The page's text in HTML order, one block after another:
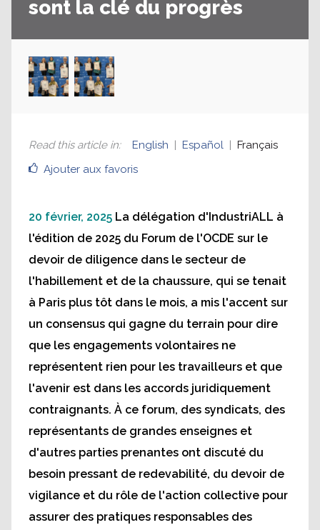
sont la clé du progrès
Ajouter aux favoris
Read this article in: English Español Français
20 février, 2025 La délégation d'IndustriALL à
l'édition de 2025 du Forum de l'OCDE sur le
devoir de diligence dans le secteur de
l'habillement et de la chaussure, qui se tenait
à Paris plus tôt dans le mois, a mis l'accent sur
un consensus qui gagne du terrain pour dire
que les engagements volontaires ne
représentent rien pour les travailleurs et que
l'avenir est dans les accords juridiquement
contraignants. À ce forum, des syndicats, des
représentants de grandes enseignes et
d'autres parties prenantes ont discuté du
besoin pressant de redevabilité, du devoir de
vigilance et du rôle de l'action collective pour
assurer des pratiques responsables des